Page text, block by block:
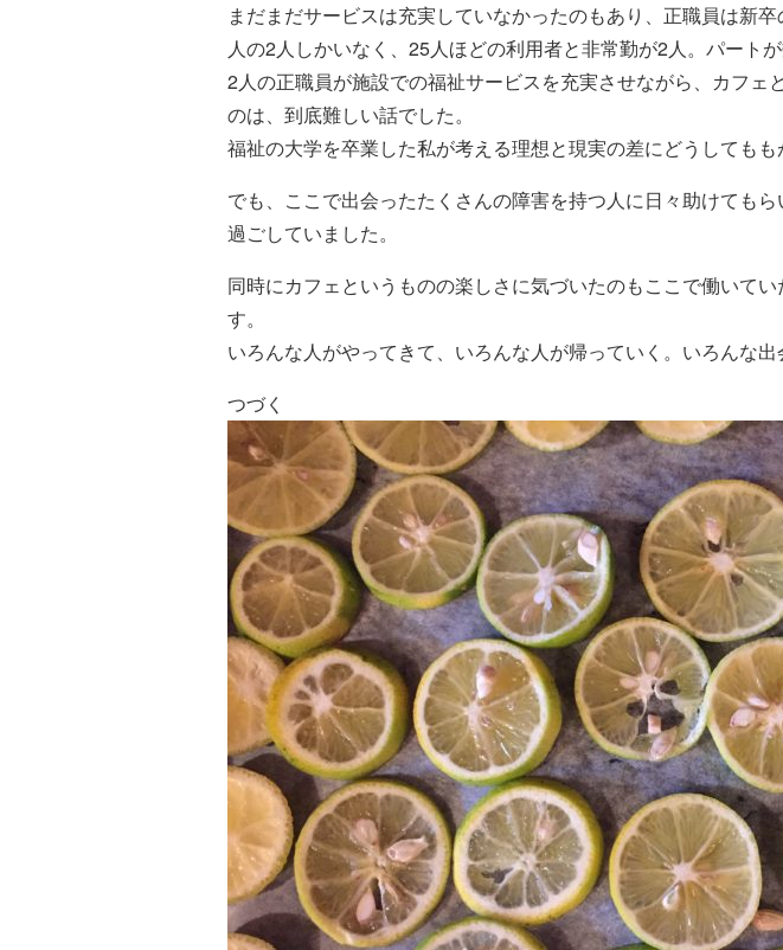
まだまだサービスは充実していなかったのもあり、正職員は新
人の2人しかいなく、25人ほどの利用者と非常勤が2人。パートが
2人の正職員が施設での福祉サービスを充実させながら、カフェ
のは、到底難しい話でした。
福祉の大学を卒業した私が考える理想と現実の差にどうしてもも
でも、ここで出会ったたくさんの障害を持つ人に日々助けても
過ごしていました。
同時にカフェというものの楽しさに気づいたのもここで働いて
す。
いろんな人がやってきて、いろんな人が帰っていく。いろんな出
つづく